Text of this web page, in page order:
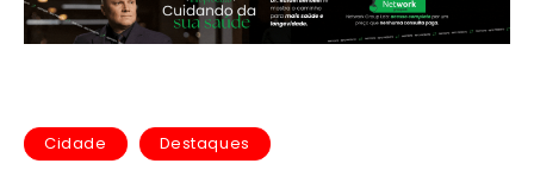
Cidade Destaques